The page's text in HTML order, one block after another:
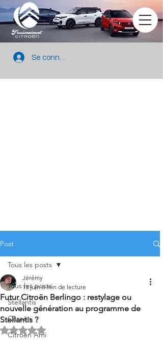
Se connecter
Post
Tous les posts
Stellantis
Citroën
Citroën Ami
Tous les posts
Futur Citroën Berlingo : restylage ou
nouvelle génération au programme de
Stellantis ?
Jérémy
13 juin 6 min de lecture
Noté NaN étoiles sur 5.